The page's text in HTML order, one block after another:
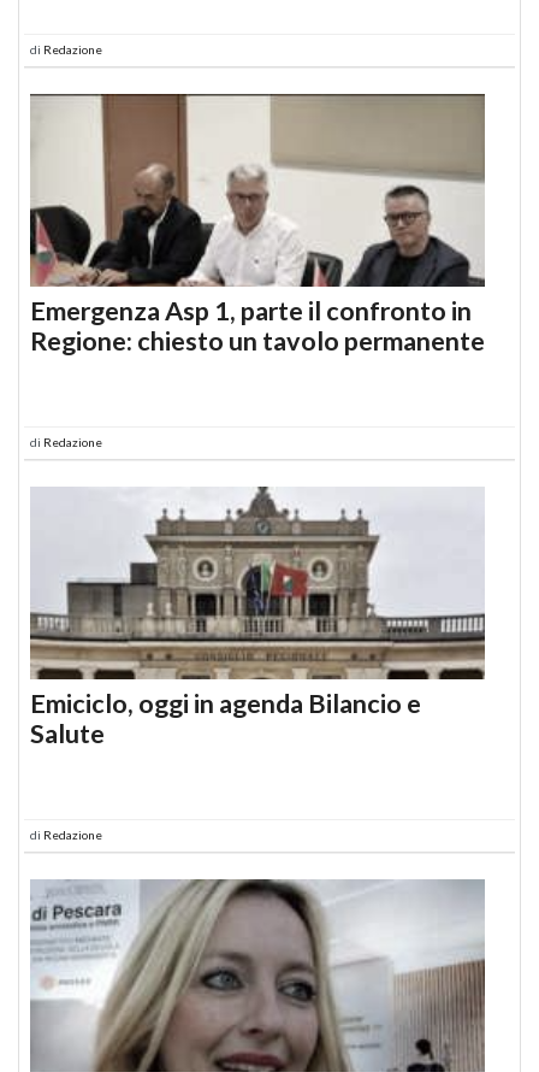
di Redazione
Emergenza Asp 1, parte il confronto in
Regione: chiesto un tavolo permanente
di Redazione
Emiciclo, oggi in agenda Bilancio e
Salute
di Redazione